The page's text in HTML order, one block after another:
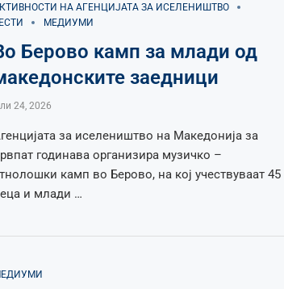
НА АГЕНЦИЈАТА ЗА ИСЕЛЕНИШТВО
МЕДИУМИ
Берово камп за млади од
заедници
24, 2026
за иселеништво на Македонија за
годинава организира музичко –
камп во Берово, на кој учествуваат 45
и млади …